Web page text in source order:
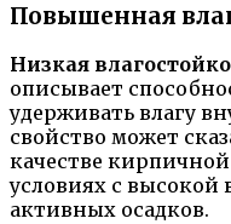
Повышенная
Низкая
описывает
удерживать влагу
свойство может
качестве
условиях с высокой
активных осадков.